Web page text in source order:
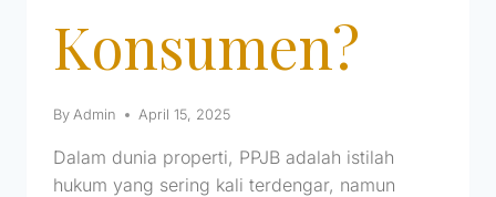
Konsumen?
By Admin April 15, 2025
Dalam dunia properti, PPJB adalah istilah
hukum yang sering kali terdengar, namun